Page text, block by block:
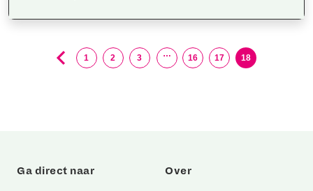
1 2 3 … 16 17 18
Ga direct naar Over